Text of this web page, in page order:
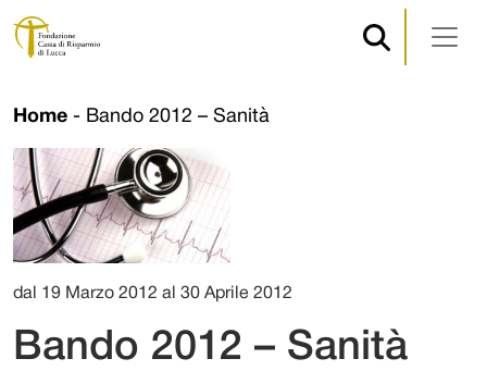
Navigazione principale
Home - Bando 2012 – Sanità
dal 19 Marzo 2012 al 30 Aprile 2012
Bando 2012 – Sanità